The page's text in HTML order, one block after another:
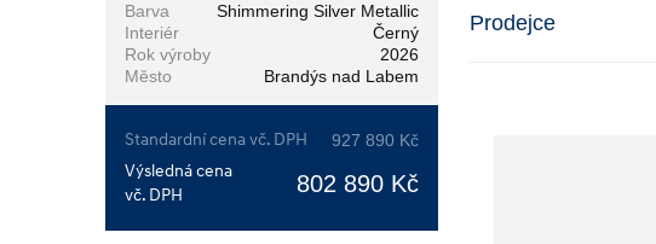
Barva
Shimmering Silver Metallic
Interiér
Černý
Rok výroby
2026
Město
Brandýs nad Labem
Standardní cena vč. DPH 927 890 Kč
Výsledná cena
vč. DPH
802 890 Kč
Prodejce